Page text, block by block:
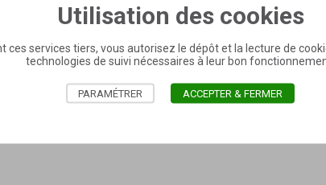
Utilisation des cookies
ces services tiers, vous autorisez le dépôt et la lecture de
technologies de suivi nécessaires à leur bon
PARAMÉTRER ACCEPTER & FERMER